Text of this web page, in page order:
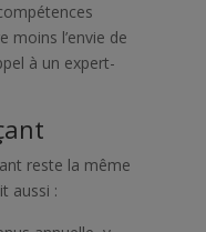
moins l’envie de
à un expert-
reste la même
aussi :